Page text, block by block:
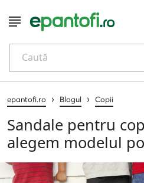
Caută
epantofi.ro › Blogul › Copii
Sandale pentru
alegem modelul